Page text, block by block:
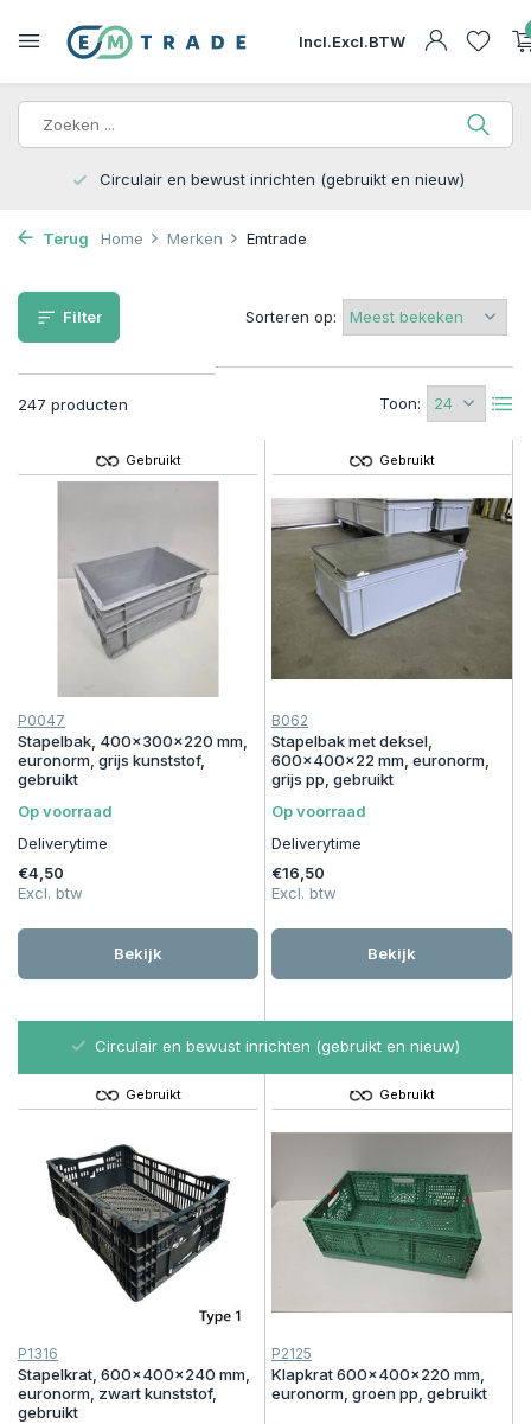
Incl.Excl.BTW
Circulair en bewust inrichten (gebruikt en nieuw)
Terug Home Merken Emtrade
Filter
247 producten Toon:
Sorteren op:
Gebruikt
P0047
Stapelbak, 400x300x220 mm,
euronorm, grijs kunststof,
gebruikt
Op voorraad
Deliverytime
€4,50
Excl. btw
Bekijk
Gebruikt
B062
Stapelbak met deksel,
600x400x22 mm, euronorm,
grijs pp, gebruikt
Op voorraad
Deliverytime
€16,50
Excl. btw
Bekijk
Circulair en bewust inrichten (gebruikt en nieuw)
Gebruikt
P1316
Stapelkrat, 600x400x240 mm,
euronorm, zwart kunststof,
gebruikt
Gebruikt
P2125
Klapkrat 600x400x220 mm,
euronorm, groen pp, gebruikt